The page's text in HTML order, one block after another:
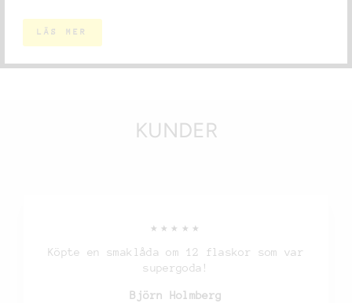
LÄS MER
KUNDER
★★★★★
Köpte en smaklåda om 12 flaskor som var
supergoda!
Björn Holmberg